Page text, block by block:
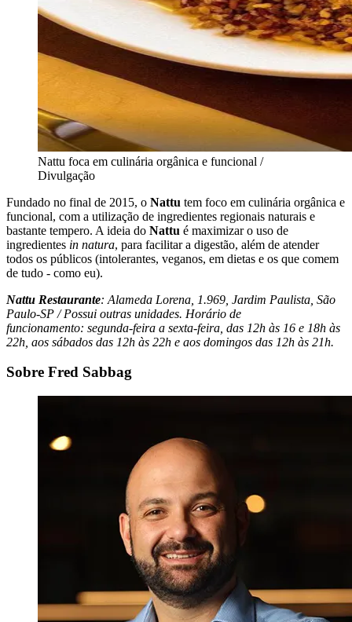
Nattu foca em culinária orgânica e funcional /
Divulgação
Fundado no final de 2015, o Nattu tem foco em culinária orgânica e
funcional, com a utilização de ingredientes regionais naturais e
bastante tempero. A ideia do Nattu é maximizar o uso de
ingredientes in natura, para facilitar a digestão, além de atender
todos os públicos (intolerantes, veganos, em dietas e os que comem
de tudo - como eu).
Nattu Restaurante: Alameda Lorena, 1.969, Jardim Paulista, São
Paulo-SP / Possui outras unidades. Horário de
funcionamento: segunda-feira a sexta-feira, das 12h às 16 e 18h às
22h, aos sábados das 12h às 22h e aos domingos das 12h às 21h.
Sobre Fred Sabbag